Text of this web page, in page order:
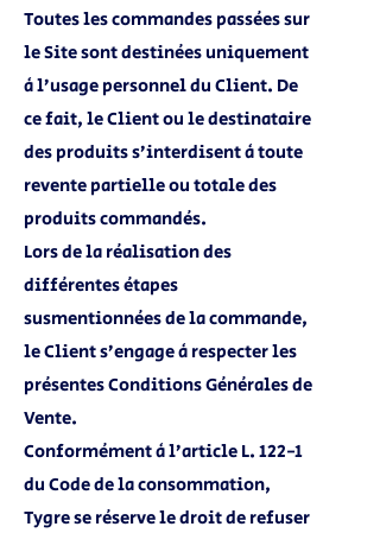
Toutes les commandes passées sur
le Site sont destinées uniquement
à l’usage personnel du Client. De
ce fait, le Client ou le destinataire
des produits s’interdisent à toute
revente partielle ou totale des
produits commandés.
Lors de la réalisation des
différentes étapes
susmentionnées de la commande,
le Client s’engage à respecter les
présentes Conditions Générales de
Vente.
Conformément à l’article L. 122-1
du Code de la consommation,
Tygre se réserve le droit de refuser